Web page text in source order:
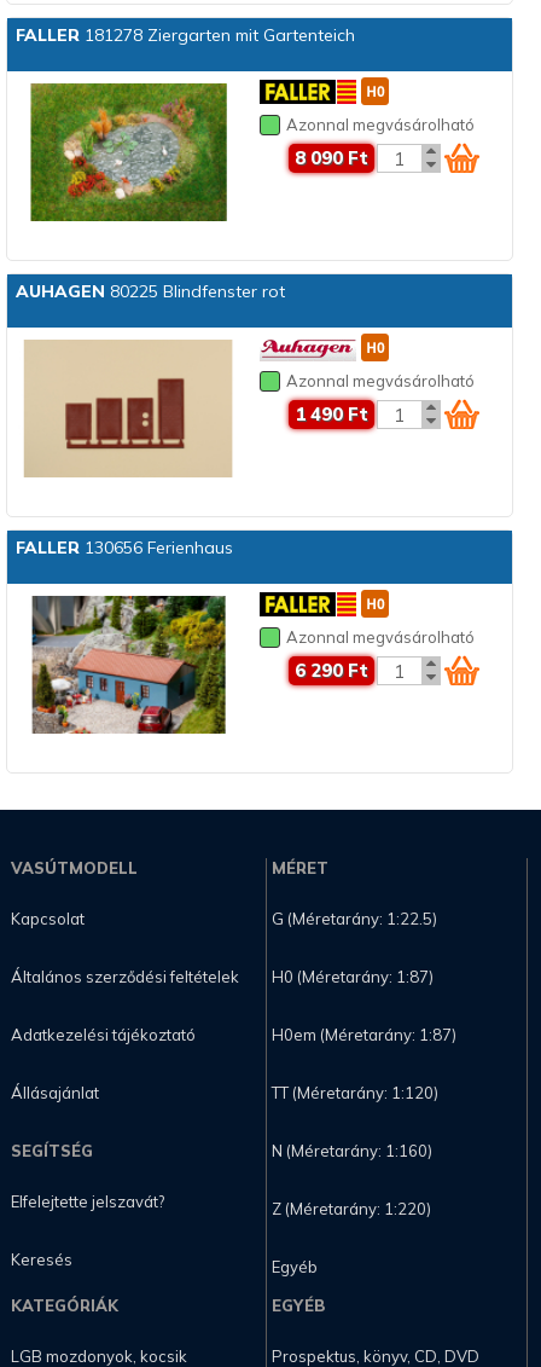
FALLER181278 Ziergarten mit Gartenteich
Azonnal megvásárolható
8 090 Ft
AUHAGEN 80225 Blindfenster rot
Azonnal megvásárolható
1 490 Ft
FALLER130656 Ferienhaus
Azonnal megvásárolható
6 290 Ft
VASÚTMODELL
Kapcsolat
Általános szerződési feltételek
Adatkezelési tájékoztató
Állásajánlat
SEGÍTSÉG
Elfelejtette jelszavát?
Keresés
MÉRET
G (Méretarány: 1:22.5)
H0 (Méretarány: 1:87)
H0em (Méretarány: 1:87)
TT (Méretarány: 1:120)
N (Méretarány: 1:160)
Z (Méretarány: 1:220)
Egyéb
KATEGÓRIÁK
LGB mozdonyok, kocsik
EGYÉB
Prospektus, könyv, CD, DVD